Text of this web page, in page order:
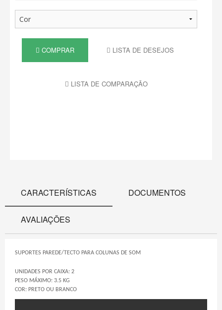
COMPRAR LISTA DE DESEJOS
LISTA DE COMPARAÇÃO
CARACTERÍSTICAS DOCUMENTOS
AVALIAÇÕES
SUPORTES PAREDE/TECTO PARA COLUNAS DE SOM
UNIDADES POR CAIXA: 2
PESO MÁXIMO: 3.5 KG
COR: PRETO OU BRANCO